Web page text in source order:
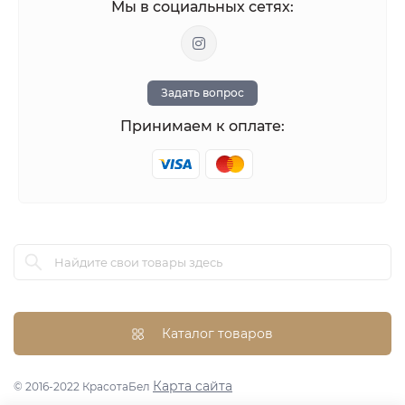
Оставить отзывМы в социальных сетях:
Задать вопрос
Принимаем к оплате:
Каталог товаров
© 2016-2022 КрасотаБел Карта сайта